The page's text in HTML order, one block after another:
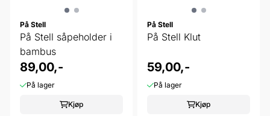
På Stell
På Stell såpeholder i
bambus
89,00,-
På lager
Kjøp
På Stell
På Stell Klut
59,00,-
På lager
Kjøp